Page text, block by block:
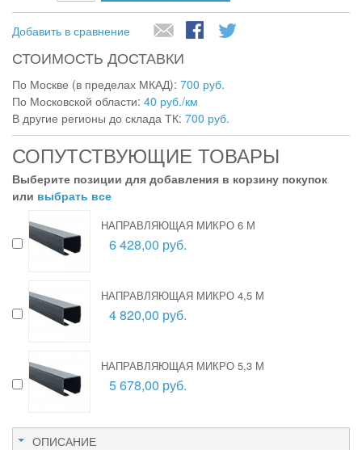
Добавить в сравнение
СТОИМОСТЬ ДОСТАВКИ
По Москве (в пределах МКАД): 700 руб.
По Московской области: 40 руб./км
В другие регионы до склада ТК: 700 руб.
СОПУТСТВУЮЩИЕ ТОВАРЫ
Выберите позиции для добавления в корзину покупок
или выбрать все
НАПРАВЛЯЮЩАЯ МИКРО 6 М
6 428,00 руб.
НАПРАВЛЯЮЩАЯ МИКРО 4,5 М
4 820,00 руб.
НАПРАВЛЯЮЩАЯ МИКРО 5,3 М
5 678,00 руб.
ОПИСАНИЕ